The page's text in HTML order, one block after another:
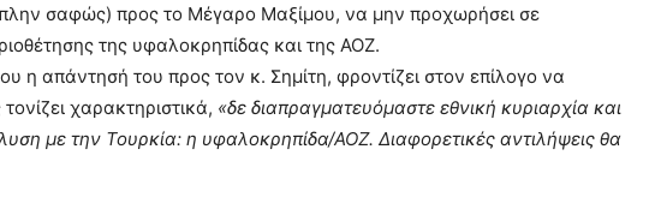
σαφώς) προς το Μέγαρο Μαξίμου, να μην προχωρήσει σε
της υφαλοκρηπίδας και της ΑΟΖ.
η απάντησή του προς τον κ. Σημίτη, φροντίζει στον επίλογο να
χαρακτηριστικά, «δε διαπραγματευόμαστε εθνική κυριαρχία και
με την Τουρκία: η υφαλοκρηπίδα/ΑΟΖ. Διαφορετικές αντιλήψεις θα